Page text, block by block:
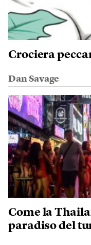
Crociera
Dan Savage
Come la
paradiso del